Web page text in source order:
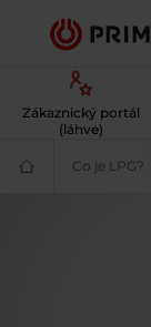
Zákaznický portál
(láhve)
Váš
Co je LPG?